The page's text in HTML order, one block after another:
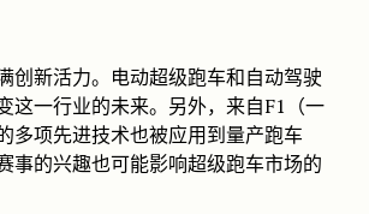
创新活力。电动超级跑车和自动驾驶
这一行业的未来。另外，来自F1（一
多项先进技术也被应用到量产跑车
事的兴趣也可能影响超级跑车市场的